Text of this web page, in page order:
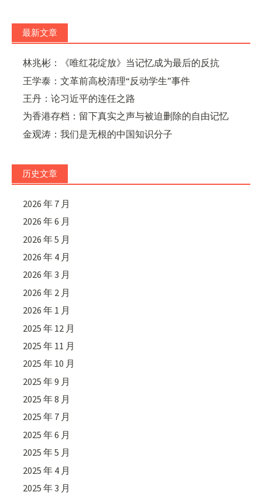
最新文章
林兆彬：《唯红花绽放》当记忆成为最后的反抗
王学泰：文革前高校清理“反动学生”事件
王丹：论习近平的连任之路
为香港存档：留下真实之声与被迫删除的自由记忆
金观涛：我们是无根的中国知识分子
历史文章
2026 年 7 月
2026 年 6 月
2026 年 5 月
2026 年 4 月
2026 年 3 月
2026 年 2 月
2026 年 1 月
2025 年 12 月
2025 年 11 月
2025 年 10 月
2025 年 9 月
2025 年 8 月
2025 年 7 月
2025 年 6 月
2025 年 5 月
2025 年 4 月
2025 年 3 月